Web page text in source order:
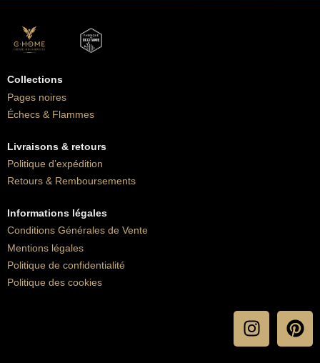
Collections
Pages noires
Échecs & Flammes
Livraisons & retours
Politique d’expédition
Retours & Remboursements
Informations légales
Conditions Générales de Vente
Mentions légales
Politique de confidentialité
Politique des cookies